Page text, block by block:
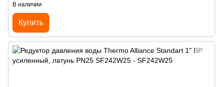
В наличии
Купить